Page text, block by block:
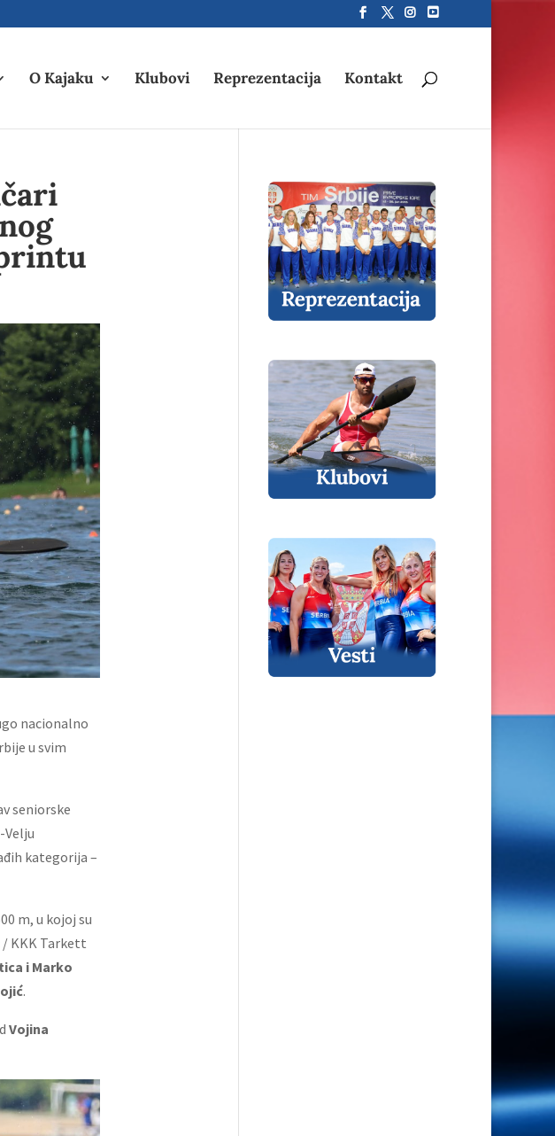
O Kajaku Klubovi Reprezentacija Kontakt
nacionalno
u svim
seniorske
kategorija –
m, u kojoj su
/ KKK Tarkett
i Marko
.
Vojina